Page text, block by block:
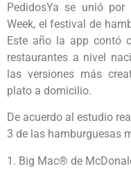
PedidosYa se unió
Week, el festival de
Este año la app contó
restaurantes a nivel
las versiones más
plato a domicilio.
De acuerdo al estudio
3 de las hamburguesas
1. Big Mac® de